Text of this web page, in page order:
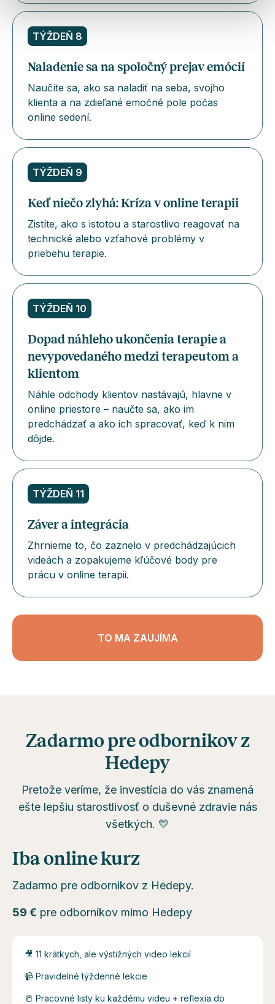
TÝŽDEŇ 8
Naladenie sa na spoločný prejav emócií
Naučíte sa, ako sa naladiť na seba, svojho
klienta a na zdieľané emočné pole počas
online sedení.
TÝŽDEŇ 9
Keď niečo zlyhá: Kríza v online terapii
Zistíte, ako s istotou a starostlivo reagovať na
technické alebo vzťahové problémy v
priebehu terapie.
TÝŽDEŇ 10
Dopad náhleho ukončenia terapie a
nevypovedaného medzi terapeutom a
klientom
Náhle odchody klientov nastávajú, hlavne v
online priestore – naučte sa, ako im
predchádzať a ako ich spracovať, keď k nim
dôjde.
TÝŽDEŇ 11
Záver a integrácia
Zhrnieme to, čo zaznelo v predchádzajúcich
videách a zopakujeme kľúčové body pre
prácu v online terapii.
TO MA ZAUJÍMA
Zadarmo pre odbornikov z
Hedepy
Pretože veríme, že investícia do vás znamená
ešte lepšiu starostlivosť o duševné zdravie nás
všetkých. 💛
Iba online kurz
Zadarmo pre odbornikov z Hedepy.
59 € pre odborníkov mimo Hedepy
🎥 11 krátkych, ale výstižných video lekcií
📹 Pravidelné týždenné lekcie
📒 Pracovné listy ku každému videu + reflexia do